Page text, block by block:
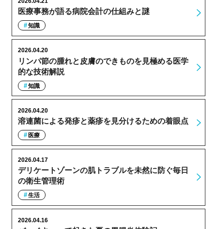
医療事務が語る病院会計の仕組みと謎
知識
リンパ節の腫れと皮膚のできものを見極める医学
的な技術解説
2026.04.20
知識
溶連菌による発疹と薬疹を見分けるための着眼点
2026.04.20
医療
デリケートゾーンの肌トラブルを未然に防ぐ毎日
の衛生管理術
2026.04.17
生活
2026.04.16